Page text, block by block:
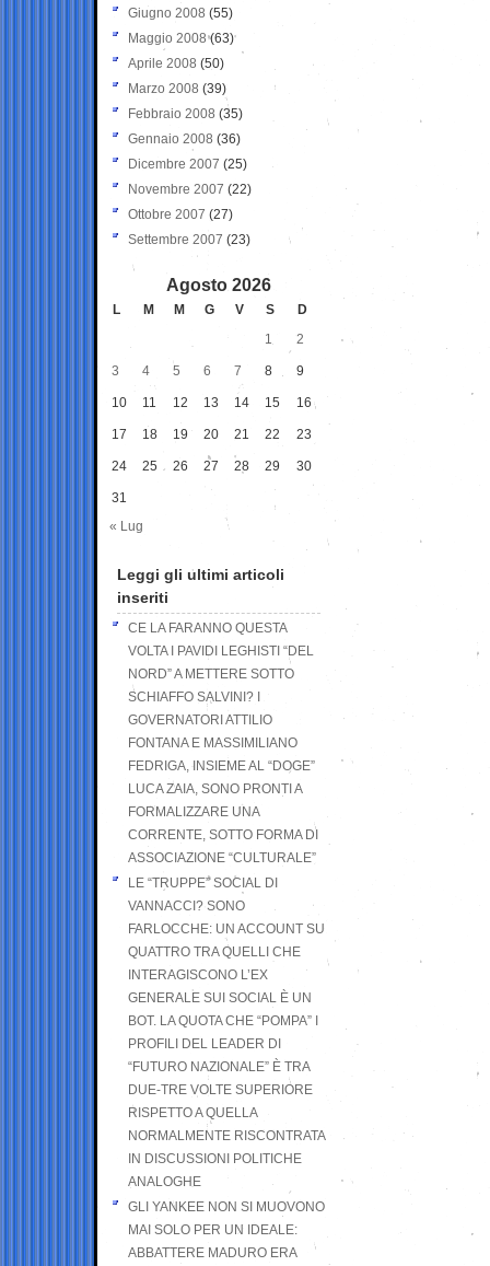
Giugno 2008 (55)
Maggio 2008(63)
Aprile 2008 (50)
Marzo 2008 (39)
Febbraio 2008 (35)
Gennaio 2008 (36)
Dicembre 2007 (25)
Novembre 2007 (22)
Ottobre 2007 (27)
Settembre 2007 (23)
Agosto 2026
L M M G V S
D
1
2
3 4 5 6 7 8 9
10 11 12 13 14 15 16
17 18 19 20 21 22 23
24 25 26 27 28 29 30
31
« Lug
Leggi gli ultimi articoli
inseriti
CE LA FARANNO QUESTA
VOLTA I PAVIDI LEGHISTI “DEL
NORD” A METTERE SOTTO
SCHIAFFO SALVINI? I
GOVERNATORI ATTILIO
FONTANA E MASSIMILIANO
FEDRIGA, INSIEME AL “DOGE”
LUCA ZAIA, SONO PRONTI A
FORMALIZZARE UNA
CORRENTE, SOTTO FORMA DI
ASSOCIAZIONE “CULTURALE”
LE “TRUPPE” SOCIAL DI
VANNACCI? SONO
FARLOCCHE: UN ACCOUNT SU
QUATTRO TRA QUELLI CHE
INTERAGISCONO L’EX
GENERALE SUI SOCIAL È UN
BOT. LA QUOTA CHE “POMPA” I
PROFILI DEL LEADER DI
“FUTURO NAZIONALE” È TRA
DUE-TRE VOLTE SUPERIORE
RISPETTO A QUELLA
NORMALMENTE RISCONTRATA
IN DISCUSSIONI POLITICHE
ANALOGHE
GLI YANKEE NON SI MUOVONO
MAI SOLO PER UN IDEALE:
ABBATTERE MADURO ERA